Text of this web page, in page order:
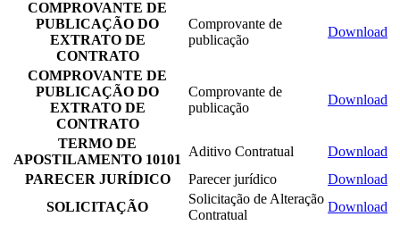
COMPROVANTE DE
PUBLICAÇÃO DO
EXTRATO DE
CONTRATO
Comprovante de
publicação
Download
COMPROVANTE DE
PUBLICAÇÃO DO
EXTRATO DE
CONTRATO
Comprovante de
publicação
Download
TERMO DE
APOSTILAMENTO 10101
Aditivo Contratual
Download
PARECER JURÍDICO
Parecer jurídico
Download
SOLICITAÇÃO
Solicitação de Alteração
Contratual
Download